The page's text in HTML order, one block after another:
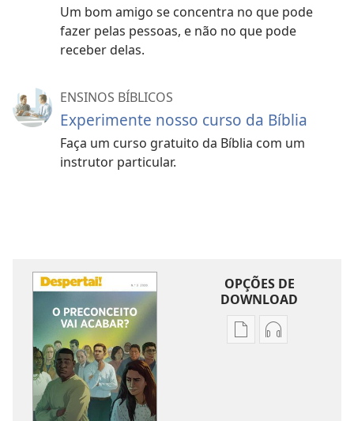
Um bom amigo se concentra no que pode
fazer pelas pessoas, e não no que pode
receber delas.
ENSINOS BÍBLICOS
Experimente nosso curso da Bíblia
Faça um curso gratuito da Bíblia com um
instrutor particular.
OPÇÕES DE
DOWNLOAD
OpçõesOpções